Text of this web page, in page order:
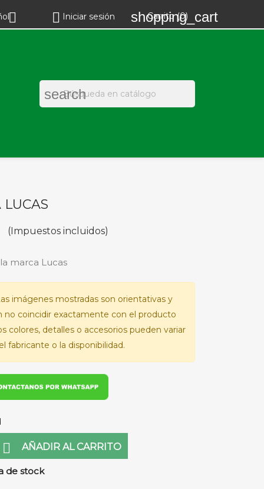
  Iniciar sesión shopping_cart
Carrito (0)
search
(Impuestos incluidos)
marca Lucas
imágenes mostradas son orientativas y
no coincidir exactamente con el producto
colores, detalles o accesorios pueden variar
fabricante o la disponibilidad.
 AÑADIR AL CARRITO
de stock